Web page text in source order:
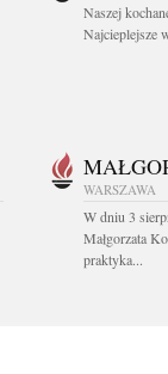
Naszej
Najcieplejsze
WARSZAWA
W dniu 3
Małgorzata
praktyka...